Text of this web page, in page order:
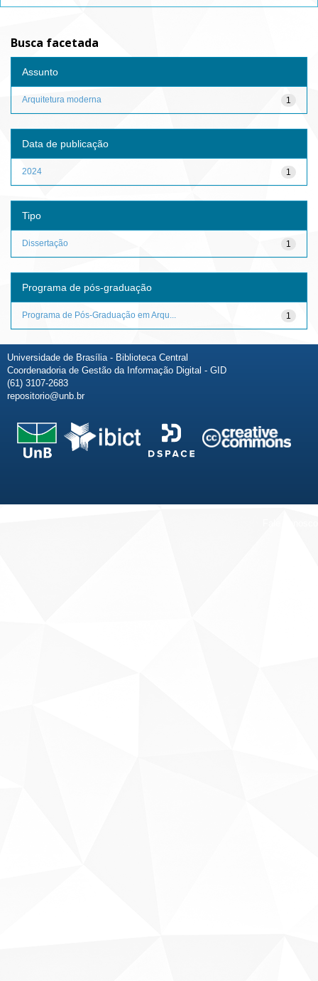
Busca facetada
Assunto
1
Arquitetura moderna
Data de publicação
1
2024
Tipo
1
Dissertação
Programa de pós-graduação
1
Programa de Pós-Graduação em Arqu...
Universidade de Brasília - Biblioteca Central
Coordenadoria de Gestão da Informação Digital - GID
(61) 3107-2683
repositorio@unb.br